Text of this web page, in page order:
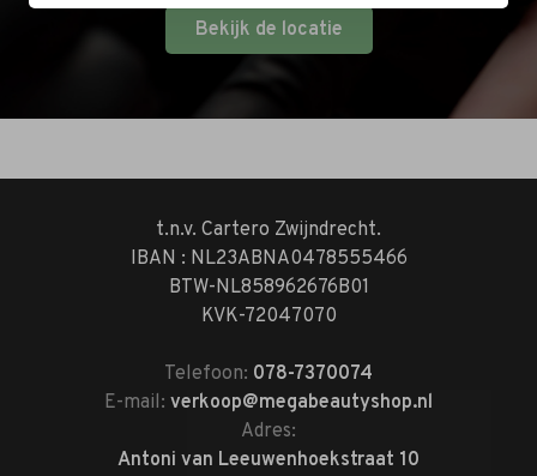
Bekijk de locatie
t.n.v. Cartero Zwijndrecht.
IBAN : NL23ABNA0478555466
BTW-NL858962676B01
KVK-72047070
Telefoon: 078-7370074
E-mail: verkoop@megabeautyshop.nl
Adres:
Antoni van Leeuwenhoekstraat 10